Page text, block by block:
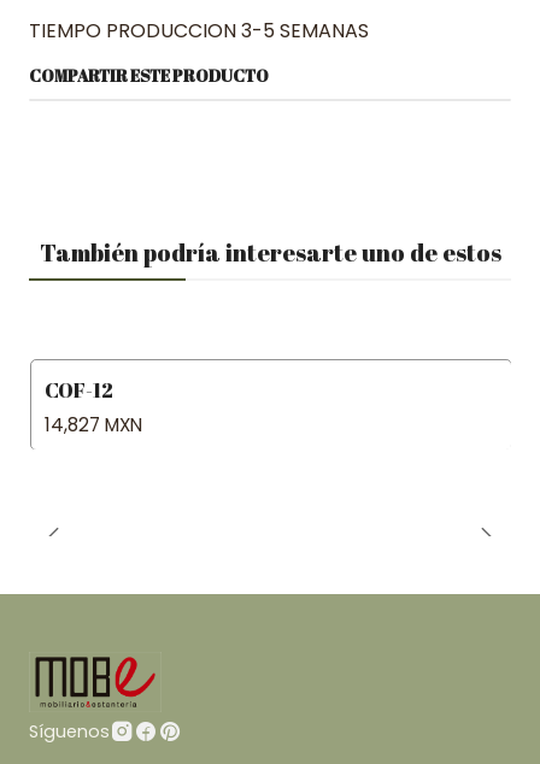
TIEMPO PRODUCCION 3-5 SEMANAS
COMPARTIR ESTE PRODUCTO
También podría interesarte uno de estos
COF-12
14,827 MXN
Síguenos